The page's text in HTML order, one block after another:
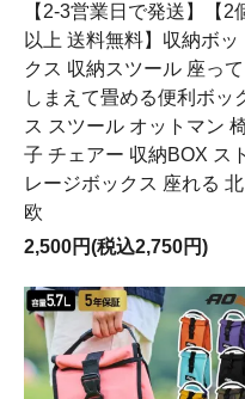
【2-3営業日で発送】【2
以上 送料無料】収納ボッ
クス 収納スツール 座って
しまえて畳める便利ボッ
ス スツール オットマン
子 チェアー 収納BOX スト
レージボックス 座れる 北
欧
2,500円(税込2,750円)